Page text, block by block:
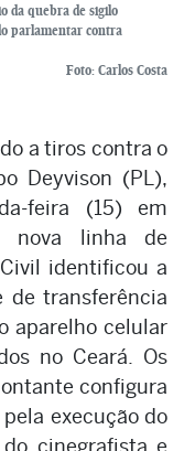
da quebra de sigilo
parlamentar contra
Foto: Carlos Costa
a tiros contra o
Deyvison (PL),
feira (15) em
nova linha de
identificou a
de transferência
aparelho celular
no Ceará. Os
configura
execução do
cinegrafista e